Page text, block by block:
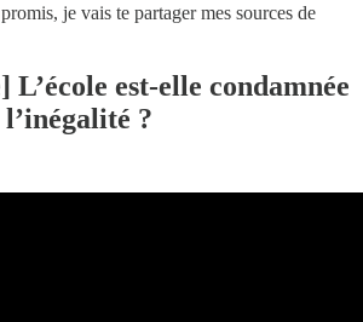
je vais te partager mes sources de
L’école est-elle condamnée
?